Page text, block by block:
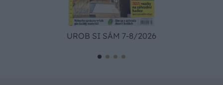
UROB SI SÁM 7-8/2026